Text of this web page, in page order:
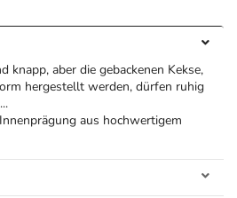
knapp, aber die gebackenen Kekse,
hergestellt werden, dürfen ruhig
aus hochwertigem